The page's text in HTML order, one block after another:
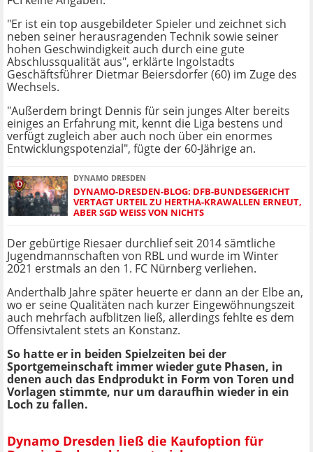
"Er ist ein top ausgebildeter Spieler und zeichnet sich
neben seiner herausragenden Technik sowie seiner
hohen Geschwindigkeit auch durch eine gute
Abschlussqualität aus", erklärte Ingolstadts
Geschäftsführer Dietmar Beiersdorfer (60) im Zuge des
Wechsels.
"Außerdem bringt Dennis für sein junges Alter bereits
einiges an Erfahrung mit, kennt die Liga bestens und
verfügt zugleich aber auch noch über ein enormes
Entwicklungspotenzial", fügte der 60-Jährige an.
DYNAMO DRESDEN
DYNAMO-DRESDEN-BLOG: DFB-BUNDESGERICHT
VERTAGT URTEIL ZU HERTHA-KRAWALLEN ERNEUT,
ABER SGD WEISS VON NICHTS
Der gebürtige Riesaer durchlief seit 2014 sämtliche
Jugendmannschaften von RBL und wurde im Winter
2021 erstmals an den 1. FC Nürnberg verliehen.
Anderthalb Jahre später heuerte er dann an der Elbe an,
wo er seine Qualitäten nach kurzer Eingewöhnungszeit
auch mehrfach aufblitzen ließ, allerdings fehlte es dem
Offensivtalent stets an Konstanz.
So hatte er in beiden Spielzeiten bei der
Sportgemeinschaft immer wieder gute Phasen, in
denen auch das Endprodukt in Form von Toren und
Vorlagen stimmte, nur um daraufhin wieder in ein
Loch zu fallen.
Dynamo Dresden ließ die Kaufoption für